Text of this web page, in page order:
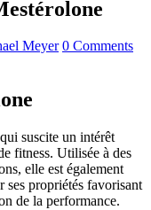
Meyer 0 Comments
suscite un intérêt
fitness. Utilisée à des
elle est également
ses propriétés favorisant
de la performance.